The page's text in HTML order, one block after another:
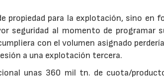
propiedad para la explotación, sino en
seguridad al momento de programar
con el volumen asignado
a una explotación tercera.
unas 360 mil tn. de cuota/